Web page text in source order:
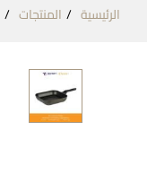
الرئيسية المنتجات